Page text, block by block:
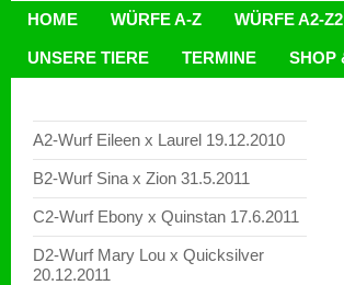
HOME WÜRFE A-Z WÜRFE A2-Z2
UNSERE TIERE TERMINE SHOP
A2-Wurf Eileen x Laurel 19.12.2010
B2-Wurf Sina x Zion 31.5.2011
C2-Wurf Ebony x Quinstan 17.6.2011
D2-Wurf Mary Lou x Quicksilver
20.12.2011